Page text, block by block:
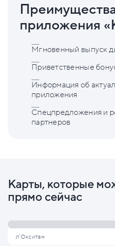
приложения
Мгновенный выпуск
Приветственные
Информация об
приложения
Спецпредложения и
партнеров
Карты, которые
прямо сейчас
л'Окситан